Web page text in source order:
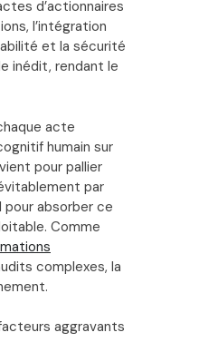
d’actionnaires
l’intégration
et la sécurité
inédit, rendant le
acte
humain sur
pour pallier
par
pour absorber ce
Comme
complexes, la
aggravants